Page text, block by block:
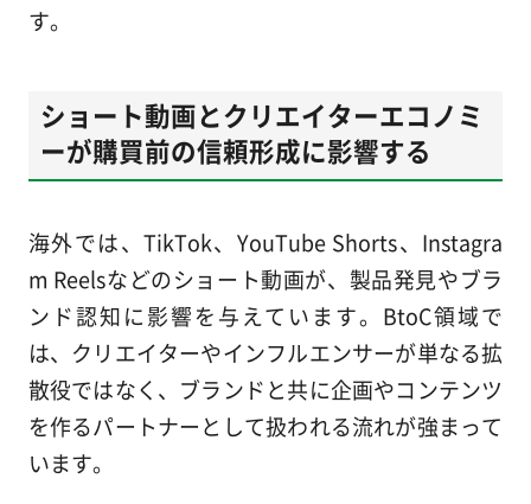
す。
ショート動画とクリエイターエコノミ
ーが購買前の信頼形成に影響する
海外では、TikTok、YouTube Shorts、Instagra
m Reelsなどのショート動画が、製品発見やブラ
ンド認知に影響を与えています。BtoC領域で
は、クリエイターやインフルエンサーが単なる拡
散役ではなく、ブランドと共に企画やコンテンツ
を作るパートナーとして扱われる流れが強まって
います。